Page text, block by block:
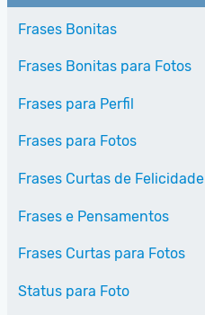
Frases Bonitas
Frases Bonitas para Fotos
Frases para Perfil
Frases para Fotos
Frases Curtas de Felicidade
Frases e Pensamentos
Frases Curtas para Fotos
Status para Foto